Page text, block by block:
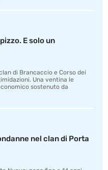
E solo un
di Brancaccio e Corso dei
Una ventina le
sostenuto da
nel clan di Porta